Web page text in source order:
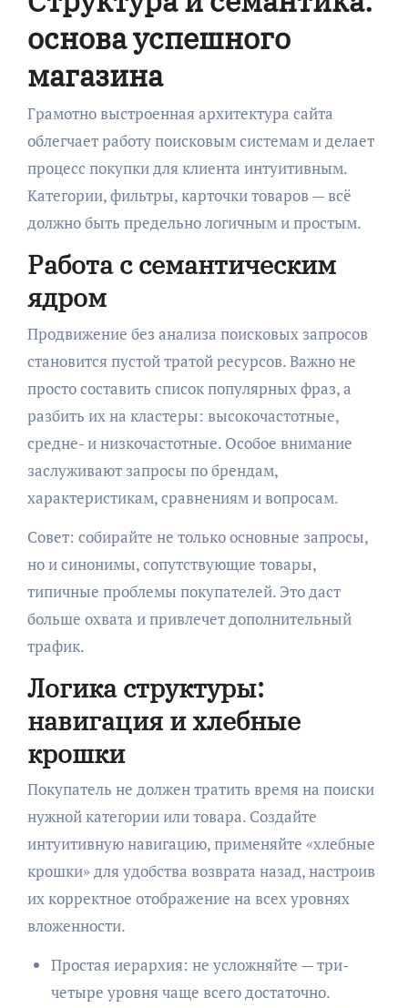
основа успешного
магазина
Грамотно выстроенная архитектура сайта
облегчает работу поисковым системам и делает
процесс покупки для клиента интуитивным.
Категории, фильтры, карточки товаров — всё
должно быть предельно логичным и простым.
Работа с семантическим
ядром
Продвижение без анализа поисковых запросов
становится пустой тратой ресурсов. Важно не
просто составить список популярных фраз, а
разбить их на кластеры: высокочастотные,
средне- и низкочастотные. Особое внимание
заслуживают запросы по брендам,
характеристикам, сравнениям и вопросам.
Совет: собирайте не только основные запросы,
но и синонимы, сопутствующие товары,
типичные проблемы покупателей. Это даст
больше охвата и привлечет дополнительный
трафик.
Логика структуры:
навигация и хлебные
крошки
Покупатель не должен тратить время на поиски
нужной категории или товара. Создайте
интуитивную навигацию, применяйте «хлебные
крошки» для удобства возврата назад, настроив
их корректное отображение на всех уровнях
вложенности.
Простая иерархия: не усложняйте — три-
четыре уровня чаще всего достаточно.